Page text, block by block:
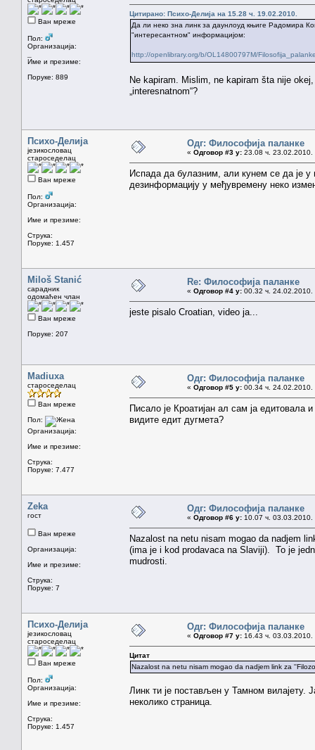
Ван мреже
Пол:
Организација:
Име и презиме:
Поруке: 889
Цитирано: Психо-Делија на 15.28 ч. 19.02.2010.
Да ли неко зна линк за даунлоуд књиге Радомира
"интересантном" информацијом:
http://openlibrary.org/b/OL14800797M/
Ne kapiram. Mislim, ne kapiram šta nije
„interesnatnom“?
Психо-Делија
језикословац
староседелац
Ван мреже
Пол:
Организација:
Име и презиме:
Струка:
Поруке: 1.457
Одг: Философија паланке
« Одговор #3 у: 23.08 ч. 23.02.2010.
Испада да булазним, али кунем се да је у
дезинформацију у међувремену неко
Miloš Stanić
сарадник
одомаћен члан
Ван мреже
Поруке: 207
Re: Философија паланке
« Одговор #4 у: 00.32 ч. 24.02.2010.
jeste pisalo Croatian, video ja...
Madiuxa
староседелац
Ван мреже
Пол:
Организација:
Име и презиме:
Струка:
Поруке: 7.477
Одг: Философија паланке
« Одговор #5 у: 00.34 ч. 24.02.2010.
Писало је Кроатијан ал сам ја
видите едит дугмета?
Zeka
гост
Ван мреже
Организација:
Име и презиме:
Струка:
Поруке: 7
Одг: Философија паланке
« Одговор #6 у: 10.07 ч. 03.03.2010.
Nazalost na netu nisam mogao da nadjem
(ima je i kod prodavaca na Slaviji). To je
mudrosti.
Психо-Делија
језикословац
староседелац
Ван мреже
Пол:
Организација:
Име и презиме:
Струка:
Поруке: 1.457
Одг: Философија паланке
« Одговор #7 у: 16.43 ч. 03.03.2010.
Цитат
Nazalost na netu nisam mogao da nadjem link za
Линк ти је постављен у Тамном
неколико страница.